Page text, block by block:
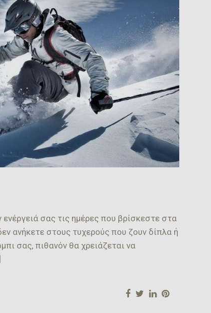
σας τις ημέρες που βρίσκεστε στα
ανήκετε στους τυχερούς που ζουν δίπλα ή
σας, πιθανόν θα χρειάζεται να